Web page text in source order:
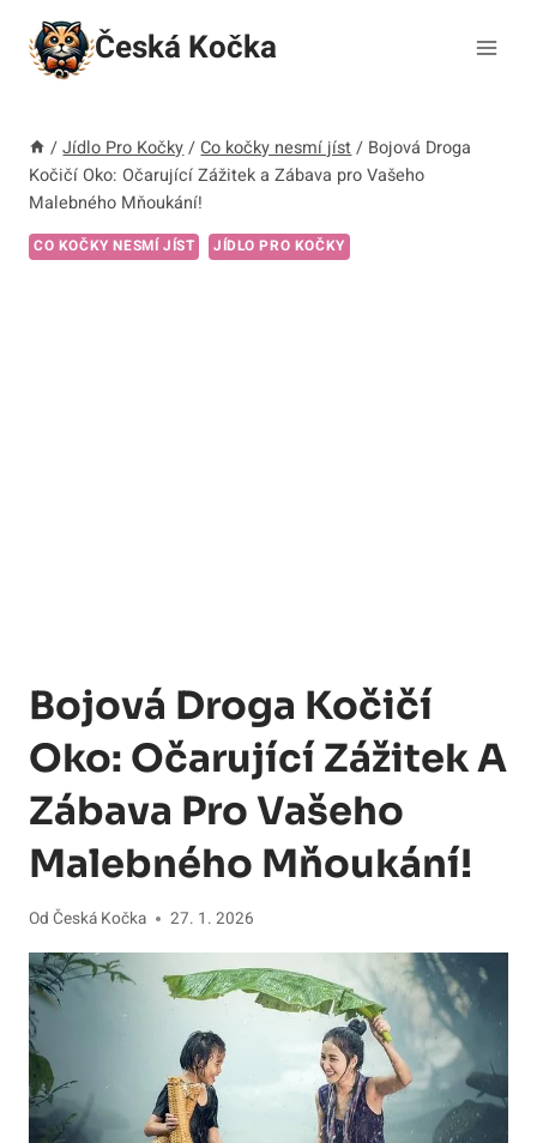
Přeskočit
obsah
Česká Kočka
/ Jídlo Pro Kočky / Co kočky nesmí jíst / Bojová Droga
Kočičí Oko: Očarující Zážitek a Zábava pro Vašeho
Malebného Mňoukání!
CO KOČKY NESMÍ JÍST JÍDLO PRO KOČKY
Bojová Droga Kočičí
Oko: Očarující Zážitek A
Zábava Pro Vašeho
Malebného Mňoukání!
Od Česká Kočka 27. 1. 2026